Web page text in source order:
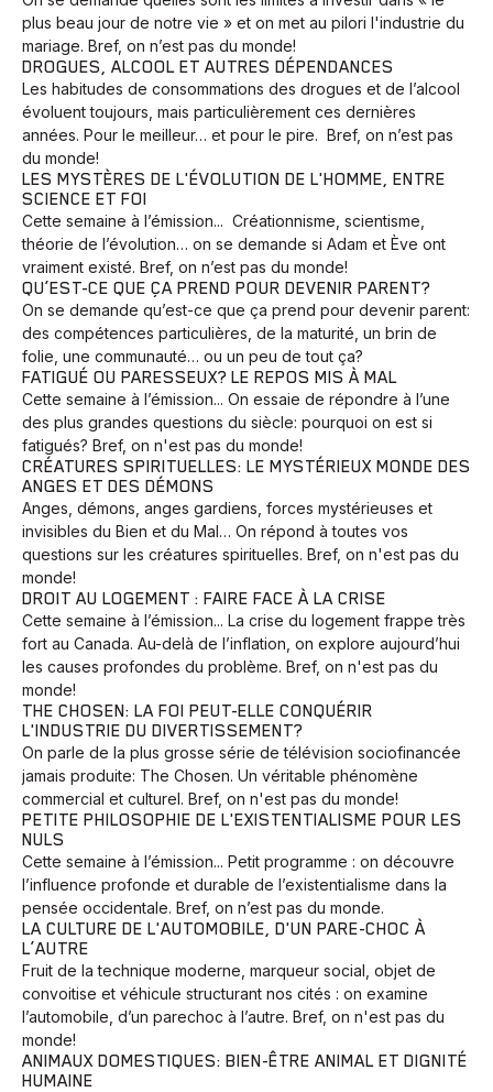
Animaux Avenir Bingo Communauté Culture
Développement Histoires Pêche Santé
Voyage Yoga
plus beau jour de notre vie » et on met au pilori l'industrie du
mariage. Bref, on n’est pas du monde!
DROGUES, ALCOOL ET AUTRES DÉPENDANCES
Les habitudes de consommations des drogues et de l’alcool
évoluent toujours, mais particulièrement ces dernières
années. Pour le meilleur… et pour le pire. Bref, on n’est pas
du monde!
LES MYSTÈRES DE L'ÉVOLUTION DE L'HOMME, ENTRE
SCIENCE ET FOI
Cette semaine à l’émission... Créationnisme, scientisme,
théorie de l’évolution… on se demande si Adam et Ève ont
vraiment existé. Bref, on n’est pas du monde!
QU’EST-CE QUE ÇA PREND POUR DEVENIR PARENT?
On se demande qu’est-ce que ça prend pour devenir parent:
des compétences particulières, de la maturité, un brin de
folie, une communauté… ou un peu de tout ça?
FATIGUÉ OU PARESSEUX? LE REPOS MIS À MAL
Cette semaine à l’émission... On essaie de répondre à l’une
des plus grandes questions du siècle: pourquoi on est si
fatigués? Bref, on n'est pas du monde!
CRÉATURES SPIRITUELLES: LE MYSTÉRIEUX MONDE DES
ANGES ET DES DÉMONS
Anges, démons, anges gardiens, forces mystérieuses et
invisibles du Bien et du Mal… On répond à toutes vos
questions sur les créatures spirituelles. Bref, on n'est pas du
monde!
DROIT AU LOGEMENT : FAIRE FACE À LA CRISE
Cette semaine à l’émission... La crise du logement frappe très
fort au Canada. Au-delà de l’inflation, on explore aujourd’hui
les causes profondes du problème. Bref, on n'est pas du
monde!
THE CHOSEN: LA FOI PEUT-ELLE CONQUÉRIR
L'INDUSTRIE DU DIVERTISSEMENT?
On parle de la plus grosse série de télévision sociofinancée
jamais produite: The Chosen. Un véritable phénomène
commercial et culturel. Bref, on n'est pas du monde!
PETITE PHILOSOPHIE DE L'EXISTENTIALISME POUR LES
NULS
Cette semaine à l’émission... Petit programme : on découvre
l’influence profonde et durable de l’existentialisme dans la
pensée occidentale. Bref, on n’est pas du monde.
LA CULTURE DE L'AUTOMOBILE, D'UN PARE-CHOC À
L’AUTRE
Fruit de la technique moderne, marqueur social, objet de
convoitise et véhicule structurant nos cités : on examine
l’automobile, d’un parechoc à l’autre. Bref, on n'est pas du
monde!
ANIMAUX DOMESTIQUES: BIEN-ÊTRE ANIMAL ET DIGNITÉ
HUMAINE